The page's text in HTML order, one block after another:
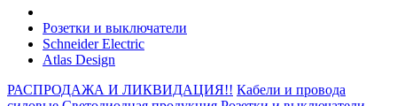
Розетки и выключатели
Schneider Electric
Atlas Design
РАСПРОДАЖА И ЛИКВИДАЦИЯ!! Кабели и провода